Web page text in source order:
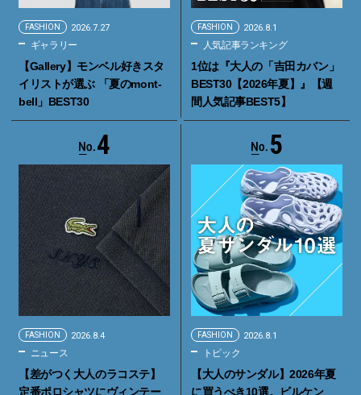
FASHION 2026.7.27
ギャラリー
【Gallery】モンベル好きスタ
イリストが選ぶ 「夏のmont-
bell」BEST30
FASHION 2026.8.1
人気記事ランキング
1位は『大人の「吉田カバン」
BEST30【2026年夏】』【週
間人気記事BEST5】
4
FASHION 2026.8.4
ニュース
【差がつく大人のラコステ】
定番ポロシャツにヴィンテー
5
FASHION 2026.8.1
トピック
【大人のサンダル】2026年夏
に買うべき10選。ビルケン